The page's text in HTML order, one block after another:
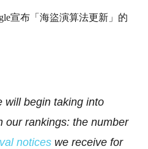
宣布「海盜演算法更新」的
will begin taking into
our rankings: the number
notices we receive for